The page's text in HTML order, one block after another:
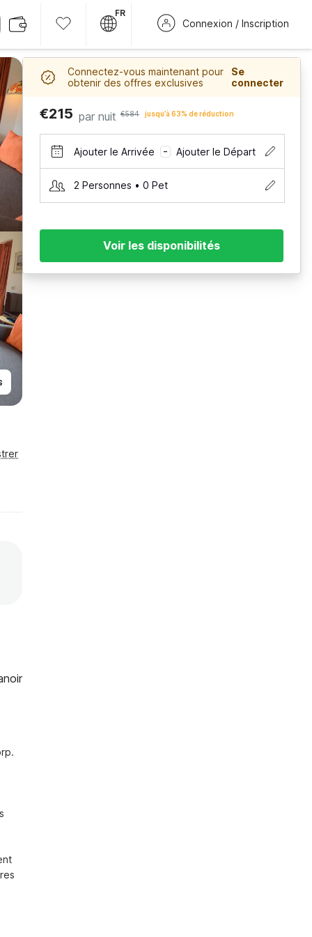
FR
Connexion / Inscription
Connectez-vous maintenant pour
obtenir des offres exclusives
Se
connecter
€215 par nuit €584 jusqu’à 63% de réduction
Ajouter le Arrivée – Ajouter le Départ
2 Personnes • 0 Pet
Voir les disponibilités